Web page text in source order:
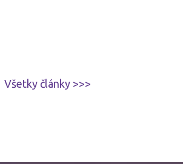
Všetky články >>>